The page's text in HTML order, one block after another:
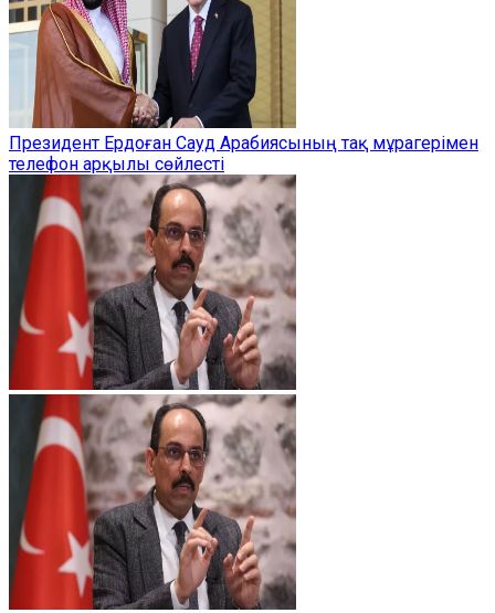
Президент Ердоған Сауд Арабиясының тақ мұрагерімен
телефон арқылы сөйлесті